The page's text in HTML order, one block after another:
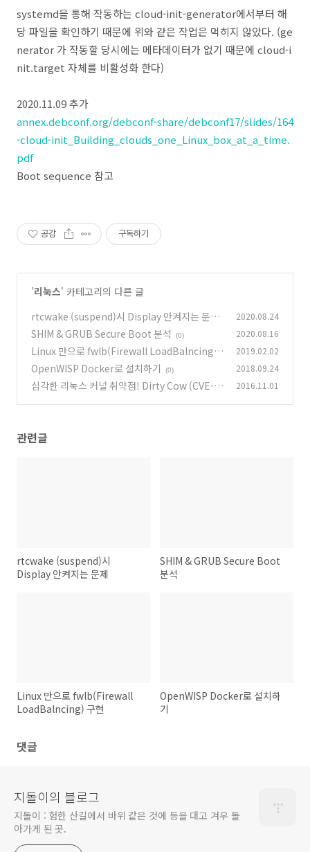
systemd을 통해 작동하는 cloud-init-generator에서부터 해
당 파일을 확인하기 때문에 위와 같은 작업은 먹히지 않았다. (ge
nerator 가 작동할 당시에는 메타데이터가 없기 때문에 cloud-i
nit.target 자체를 비활성화 한다)
2020.11.09 추가
annex.debconf.org/debconf-share/debconf17/slides/164
-cloud-init_Building_clouds_one_Linux_box_at_a_time.
pdf
Boot sequence 참고
공감 구독하기
'리눅스' 카테고리의 다른 글
rtcwake (suspend)시 Display 안켜지는 문제
(0)
2020.08.24
SHIM & GRUB Secure Boot 분석 (0) 2020.08.16
Linux 만으로 fwlb(Firewall LoadBalncing)
구현 (0)
2019.02.02
OpenWISP Docker로 설치하기 (0) 2018.09.24
심각한 리눅스 커널 취약점! Dirty Cow (CVE-2
2016.11.01
관련글
rtcwake (suspend)시
Display 안켜지는 문제
SHIM & GRUB Secure Boot
분석
Linux 만으로 fwlb(Firewall
LoadBalncing) 구현
OpenWISP Docker로 설치하
기
댓글
지돌이의 블로그
지돌이 : 험한 산길에서 바위 같은 것에 등을 대고 겨우 돌
아가게 된 곳.